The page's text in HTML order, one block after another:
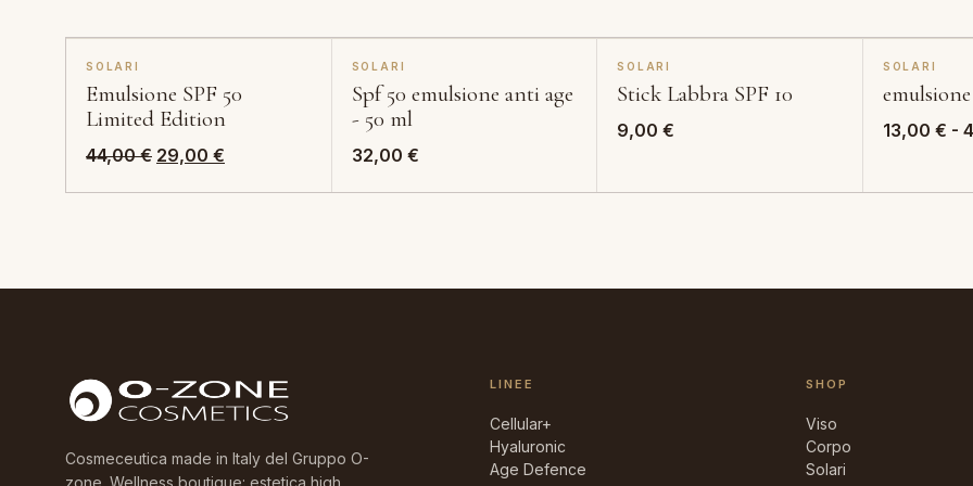
SOLARI
Emulsione SPF 50
Limited Edition
44,00€ Il
29,00 €
SOLARI
Spf 50 emulsione anti age
- 50 ml
32,00 €
SOLARI
Stick Labbra SPF 10
9,00€
SOLARI
13,00 € -
Cosmeceutica made in Italy del Gruppo O-
LINEE
Cellular+
Hyaluronic
Age Defence
SHOP
Viso
Corpo
Solari